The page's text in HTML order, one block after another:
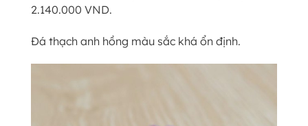
2.140.000 VND.
Đá thạch anh hồng màu sắc khá ổn định.